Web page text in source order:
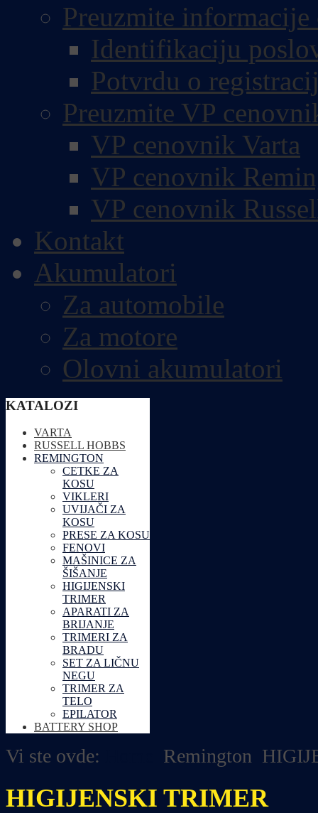
Preuzmite
Identifikaciju
Potvrdu o
Preuzmite VP
VP cenovnik Varta
VP cenovnik
VP cenovnik
Kontakt
Akumulatori
Za automobile
Za motore
Olovni akumulatori
KATALOZI
VARTA
RUSSELL HOBBS
REMINGTON
CETKE ZA
KOSU
VIKLERI
UVIJAČI ZA
KOSU
PRESE ZA KOSU
FENOVI
MAŠINICE ZA
ŠIŠANJE
HIGIJENSKI
TRIMER
APARATI ZA
BRIJANJE
TRIMERI ZA
BRADU
SET ZA LIČNU
NEGU
TRIMER ZA
TELO
EPILATOR
BATTERY SHOP
Vi ste ovde: Remington
HIGIJENSKI TRIMER